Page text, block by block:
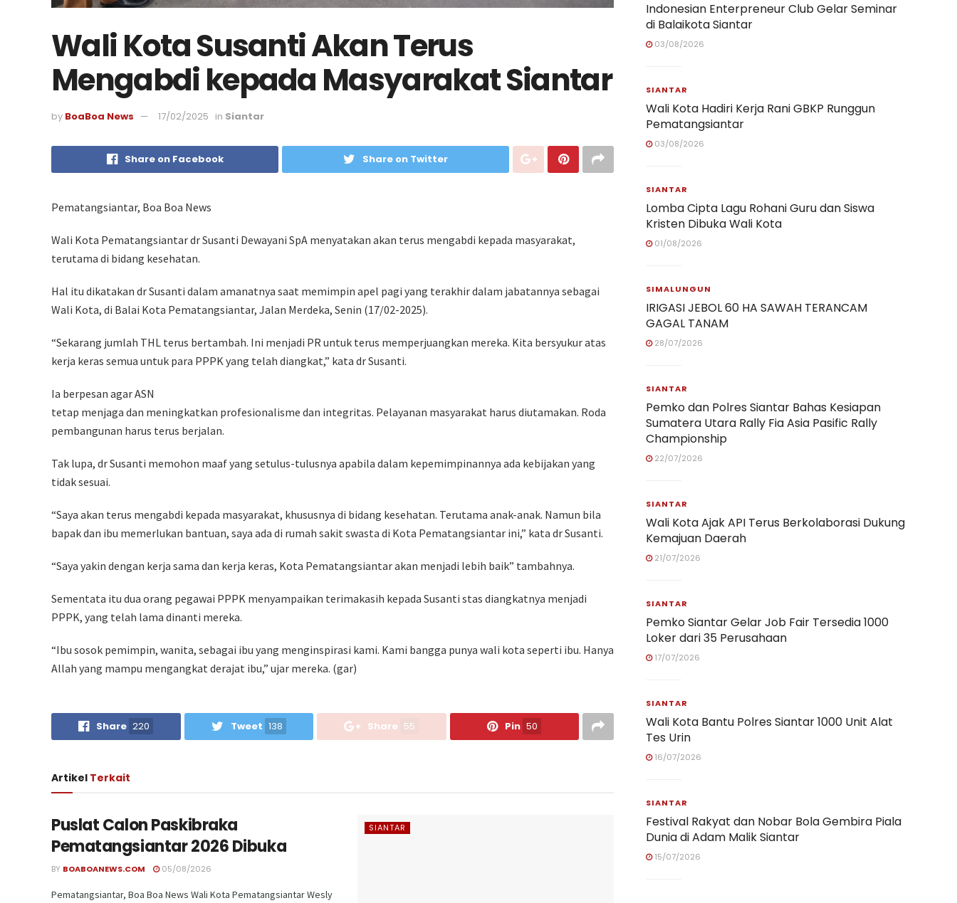
Wali Kota Susanti Akan Terus
Mengabdi kepada Masyarakat Siantar
by BoaBoa News 17/02/2025 in Siantar
Share on Facebook Share on Twitter
Pematangsiantar, Boa Boa News
Wali Kota Pematangsiantar dr Susanti Dewayani SpA menyatakan akan terus mengabdi kepada masyarakat,
terutama di bidang kesehatan.
Hal itu dikatakan dr Susanti dalam amanatnya saat memimpin apel pagi yang terakhir dalam jabatannya sebagai
Wali Kota, di Balai Kota Pematangsiantar, Jalan Merdeka, Senin (17/02-2025).
“Sekarang jumlah THL terus bertambah. Ini menjadi PR untuk terus memperjuangkan mereka. Kita bersyukur atas
kerja keras semua untuk para PPPK yang telah diangkat,” kata dr Susanti.
Ia berpesan agar ASN
tetap menjaga dan meningkatkan profesionalisme dan integritas. Pelayanan masyarakat harus diutamakan. Roda
pembangunan harus terus berjalan.
Tak lupa, dr Susanti memohon maaf yang setulus-tulusnya apabila dalam kepemimpinannya ada kebijakan yang
tidak sesuai.
“Saya akan terus mengabdi kepada masyarakat, khususnya di bidang kesehatan. Terutama anak-anak. Namun bila
bapak dan ibu memerlukan bantuan, saya ada di rumah sakit swasta di Kota Pematangsiantar ini,” kata dr Susanti.
“Saya yakin dengan kerja sama dan kerja keras, Kota Pematangsiantar akan menjadi lebih baik” tambahnya.
Sementata itu dua orang pegawai PPPK menyampaikan terimakasih kepada Susanti stas diangkatnya menjadi
PPPK, yang telah lama dinanti mereka.
“Ibu sosok pemimpin, wanita, sebagai ibu yang menginspirasi kami. Kami bangga punya wali kota seperti ibu. Hanya
Allah yang mampu mengangkat derajat ibu,” ujar mereka. (gar)
Share 220 Tweet 138 Share 55 Pin 50
Artikel Terkait
SIANTAR
Puslat Calon Paskibraka
Pematangsiantar 2026 Dibuka
BY BOABOANEWS.COM 05/08/2026
Pematangsiantar, Boa Boa News Wali Kota Pematangsiantar Wesly
Indonesian Enterpreneur Club Gelar Seminar
di Balaikota Siantar
03/08/2026
SIANTAR
Wali Kota Hadiri Kerja Rani GBKP Runggun
Pematangsiantar
03/08/2026
SIANTAR
Lomba Cipta Lagu Rohani Guru dan Siswa
Kristen Dibuka Wali Kota
01/08/2026
SIMALUNGUN
IRIGASI JEBOL 60 HA SAWAH TERANCAM
GAGAL TANAM
28/07/2026
SIANTAR
Pemko dan Polres Siantar Bahas Kesiapan
Sumatera Utara Rally Fia Asia Pasific Rally
Championship
22/07/2026
SIANTAR
Wali Kota Ajak API Terus Berkolaborasi Dukung
Kemajuan Daerah
21/07/2026
SIANTAR
Pemko Siantar Gelar Job Fair Tersedia 1000
Loker dari 35 Perusahaan
17/07/2026
SIANTAR
Wali Kota Bantu Polres Siantar 1000 Unit Alat
Tes Urin
16/07/2026
SIANTAR
Festival Rakyat dan Nobar Bola Gembira Piala
Dunia di Adam Malik Siantar
15/07/2026